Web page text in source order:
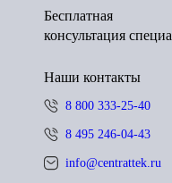
Бесплатная
консультация
Наши контакты
8 800 333-25-40
8 495 246-04-43
info@centrattek.ru